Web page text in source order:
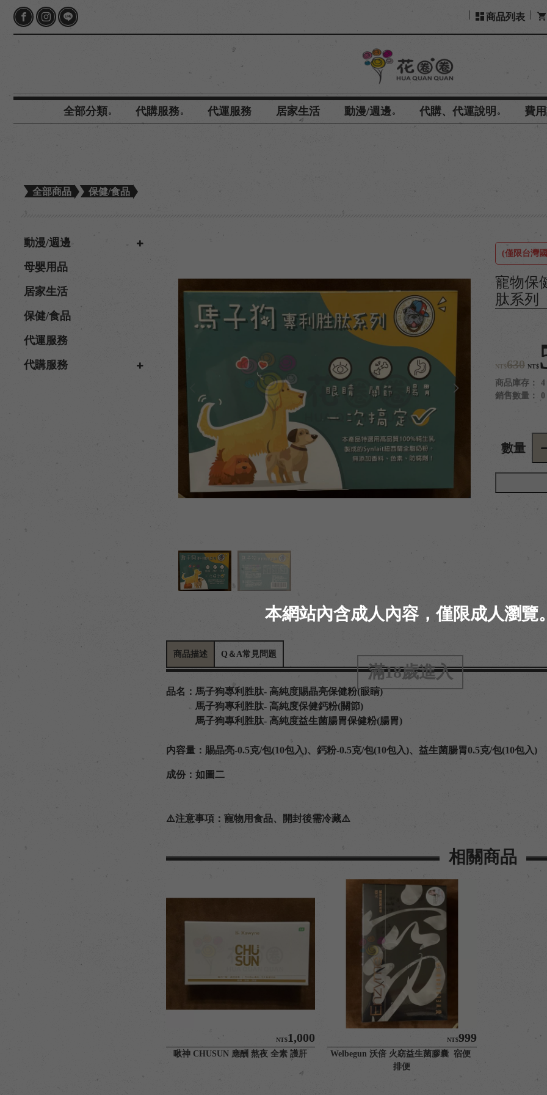
商品列表
全部分類 代購服務 代運服務 居家生活 動漫/週邊 代購、代運說明 費
全部商品 保健/食品
動漫/週邊
母嬰用品
居家生活
保健/食品
代運服務
代購服務
寵物保
肽系列
(僅限台灣
NT$630 NT$
商品庫存：
4
銷售數量：
0
數量
商品描述 Q＆A常見問題
品名：馬子狗專利胜肽- 高純度賜晶亮保健粉(眼睛)
馬子狗專利胜肽- 高純度保健鈣粉(關節)
馬子狗專利胜肽- 高純度益生菌腸胃保健粉(腸胃)
内容量：賜晶亮-0.5克/包(10包入)、鈣粉-0.5克/包(10包入)、益生菌腸胃0.5克/包(10包入)
成份：如圖二
⚠️注意事項：寵物用食品、開封後需冷藏⚠️
相關商品
NT$1,000
啾神 CHUSUN 應酬 熬夜 全素 護肝
NT$999
Welbegun 沃倍 火窈益生菌膠囊  宿便
排便
本網站內含成人內容，僅限成人瀏覽
滿18歲進入